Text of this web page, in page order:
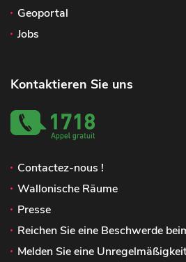
Geoportal
Jobs
Kontaktieren Sie uns
Contactez-nous !
Wallonische Räume
Presse
Reichen Sie eine Beschwerde
Melden Sie eine